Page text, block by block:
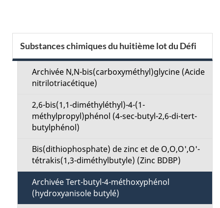
a
e
Substances chimiques du huitième lot du Défi
Archivée N,N-bis(carboxyméthyl)glycine (Acide
nitrilotriacétique)
2,6-bis(1,1-diméthyléthyl)-4-(1-
méthylpropyl)phénol (4-sec-butyl-2,6-di-tert-
butylphénol)
Bis(dithiophosphate) de zinc et de O,O,O',O'-
tétrakis(1,3-diméthylbutyle) (Zinc BDBP)
Archivée Tert-butyl-4-méthoxyphénol
(hydroxyanisole butylé)